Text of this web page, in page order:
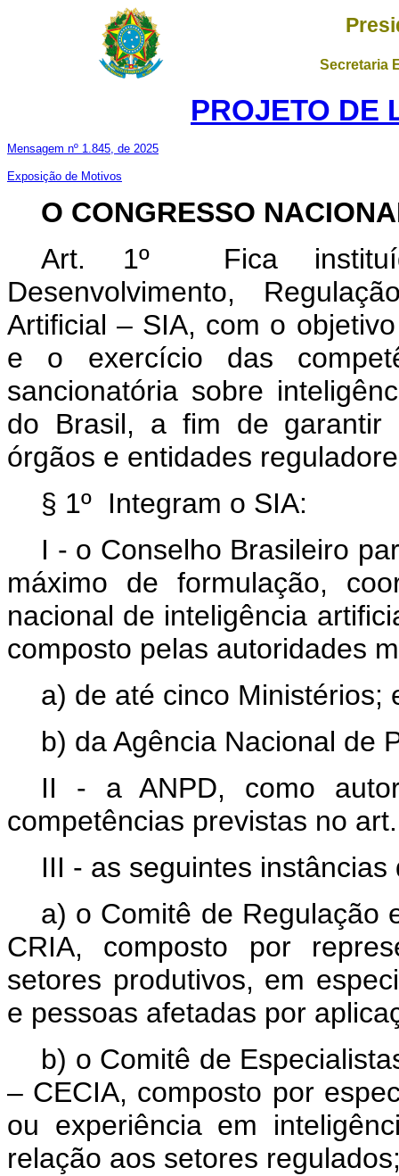
Secretaria
PROJETO DE
Mensagem nº 1.845, de 2025
Exposição de Motivos
O CONGRESSO
Art. 1º Fica
Desenvolvimento,
Artificial – SIA, com o
e o exercício das
sancionatória sobre
do Brasil, a fim de garantir
órgãos e entidades
§ 1º Integram o SIA:
I - o Conselho Brasileiro
máximo de formulação,
nacional de inteligência
composto pelas autoridades
a) de até cinco Ministérios;
b) da Agência Nacional de
II - a ANPD, como
competências previstas no
III - as seguintes
a) o Comitê de Regulação
CRIA, composto por
setores produtivos, em
e pessoas afetadas por
b) o Comitê de
– CECIA, composto por
ou experiência em
relação aos setores